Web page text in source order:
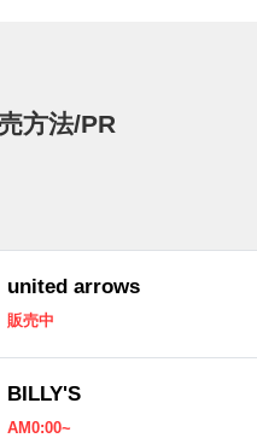
方法/PR
united arrows
販売中
BILLY'S
AM0:00~